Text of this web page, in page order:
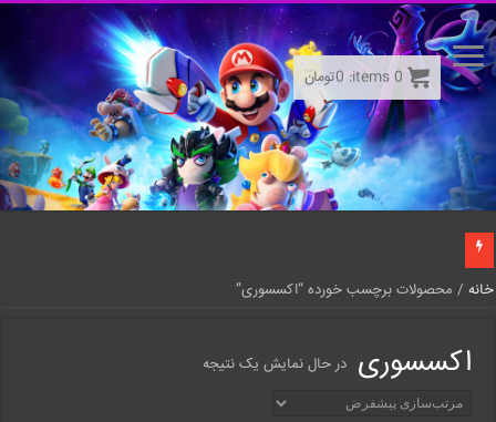
خانه / محصولات برچسب خورده “اکسسوری”
اکسسوری در حال نمایش یک نتیجه
0
items:
0تومان